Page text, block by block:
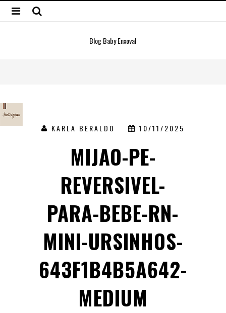
Blog Baby Enxoval
KARLA BERALDO 10/11/2025
MIJAO-PE-
REVERSIVEL-
PARA-BEBE-RN-
MINI-URSINHOS-
643F1B4B5A642-
MEDIUM